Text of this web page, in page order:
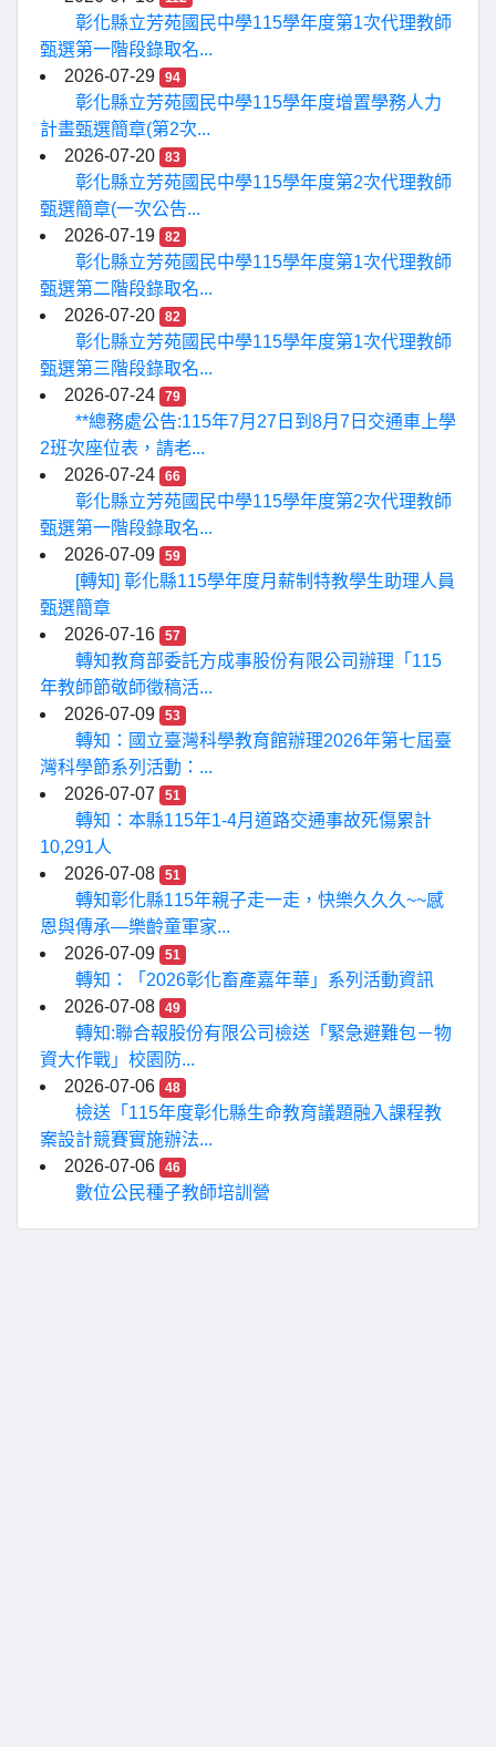
彰化縣立芳苑國民中學115學年度第1次代理教師
甄選第一階段錄取名...
2026-07-29
94
彰化縣立芳苑國民中學115學年度增置學務人力
計畫甄選簡章(第2次...
2026-07-20
83
彰化縣立芳苑國民中學115學年度第2次代理教師
甄選簡章(一次公告...
2026-07-19
82
彰化縣立芳苑國民中學115學年度第1次代理教師
甄選第二階段錄取名...
2026-07-20
82
彰化縣立芳苑國民中學115學年度第1次代理教師
甄選第三階段錄取名...
2026-07-24
79
**總務處公告:115年7月27日到8月7日交通車上學
2班次座位表，請老...
2026-07-24
66
彰化縣立芳苑國民中學115學年度第2次代理教師
甄選第一階段錄取名...
2026-07-09
59
[轉知] 彰化縣115學年度月薪制特教學生助理人員
甄選簡章
2026-07-16
57
轉知教育部委託方成事股份有限公司辦理「115
年教師節敬師徵稿活...
2026-07-09
53
轉知：國立臺灣科學教育館辦理2026年第七屆臺
灣科學節系列活動：...
2026-07-07
51
轉知：本縣115年1-4月道路交通事故死傷累計
10,291人
2026-07-08
51
轉知彰化縣115年親子走一走，快樂久久久~~感
恩與傳承—樂齡童軍家...
2026-07-09
51
轉知：「2026彰化畜產嘉年華」系列活動資訊
2026-07-08
49
轉知:聯合報股份有限公司檢送「緊急避難包－物
資大作戰」校園防...
2026-07-06
48
檢送「115年度彰化縣生命教育議題融入課程教
案設計競賽實施辦法...
2026-07-06
46
數位公民種子教師培訓營